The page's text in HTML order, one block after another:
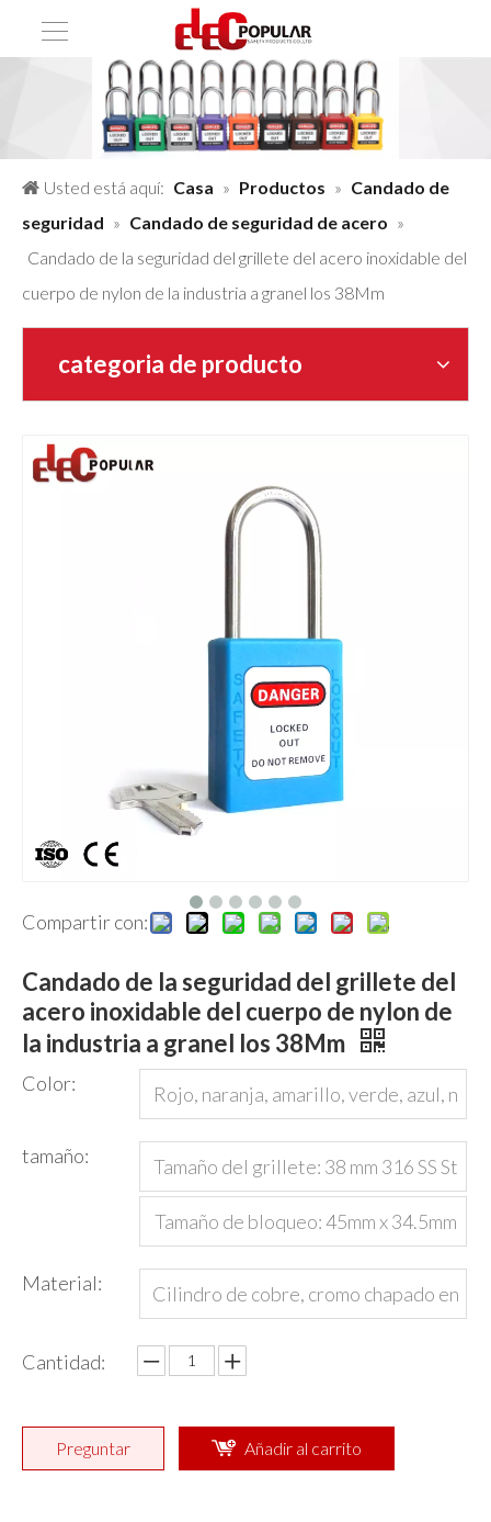
Usted está aquí: Casa » Productos » Candado de
seguridad » Candado de seguridad de acero »
Candado de la seguridad del grillete del acero inoxidable del
cuerpo de nylon de la industria a granel los 38Mm
categoria de producto
Compartir con:
Candado de la seguridad del grillete del
acero inoxidable del cuerpo de nylon de
la industria a granel los 38Mm
Color:
Rojo, naranja, amarillo, verde, azul, n
tamaño:
Tamaño del grillete: 38 mm 316 SS St
Tamaño de bloqueo: 45mm x 34.5mm
Material:
Cilindro de cobre, cromo chapado en
Cantidad:
Preguntar Añadir al carrito